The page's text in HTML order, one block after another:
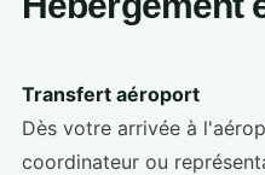
Transfert aéroport
Dès votre arrivée à
coordinateur ou